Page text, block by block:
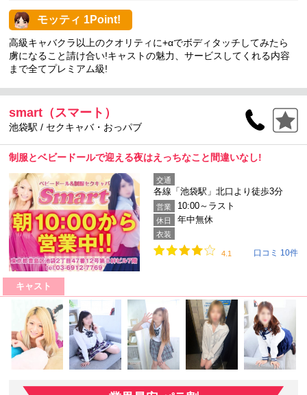
モッティ 1Point!
高級キャバクラ以上のクオリティに+αでボディタッチしてみたら
虜になること請け合い!キャストの魅力、サービスしてくれる内容
まで全てプレミアム級!
smart（スマート）
池袋駅 / セクキャバ・おっパブ
制服とベビードールで迎える夜はえっちなこと間違いなし!
交通
各線「池袋駅」北口より徒歩3分
営業 10:00～ラスト
休日 年中無休
衣装
4.1 口コミ 10件
キャスト